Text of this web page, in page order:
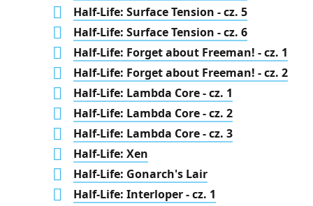
Half-Life: Surface Tension - cz. 5
Half-Life: Surface Tension - cz. 6
Half-Life: Forget about Freeman! - cz. 1
Half-Life: Forget about Freeman! - cz. 2
Half-Life: Lambda Core - cz. 1
Half-Life: Lambda Core - cz. 2
Half-Life: Lambda Core - cz. 3
Half-Life: Xen
Half-Life: Gonarch's Lair
Half-Life: Interloper - cz. 1